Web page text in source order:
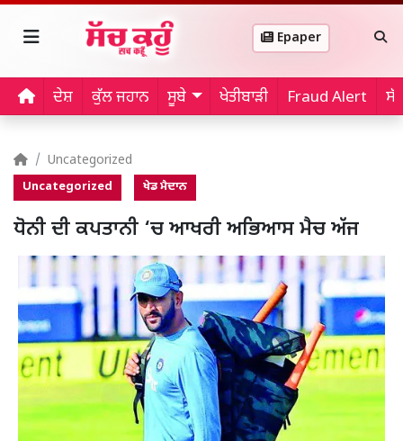
Epaper
ਦੇਸ਼ ਕੁੱਲ ਜਹਾਨ ਸੂਬੇ ਖੇਤੀਬਾੜੀ Fraud Alert
Uncategorized
Uncategorized ਖੇਡ ਮੈਦਾਨ
ਧੋਨੀ ਦੀ ਕਪਤਾਨੀ ‘ਚ ਆਖਰੀ ਅਭਿਆਸ ਮੈਚ ਅੱਜ